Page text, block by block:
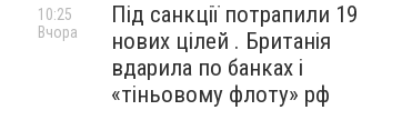
Під санкції потрапили 19
нових цілей . Британія
вдарила по банках і
«тіньовому флоту» рф
10:25
Вчора